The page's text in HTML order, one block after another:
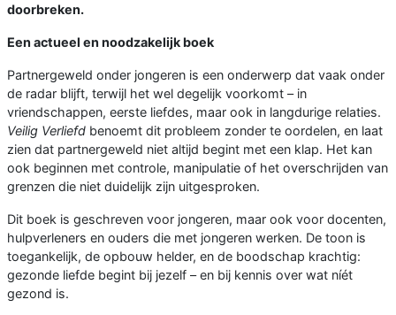
doorbreken.
Een actueel en noodzakelijk boek
Partnergeweld onder jongeren is een onderwerp dat vaak onder
de radar blijft, terwijl het wel degelijk voorkomt – in
vriendschappen, eerste liefdes, maar ook in langdurige relaties.
Veilig Verliefd benoemt dit probleem zonder te oordelen, en laat
zien dat partnergeweld niet altijd begint met een klap. Het kan
ook beginnen met controle, manipulatie of het overschrijden van
grenzen die niet duidelijk zijn uitgesproken.
Dit boek is geschreven voor jongeren, maar ook voor docenten,
hulpverleners en ouders die met jongeren werken. De toon is
toegankelijk, de opbouw helder, en de boodschap krachtig:
gezonde liefde begint bij jezelf – en bij kennis over wat níét
gezond is.